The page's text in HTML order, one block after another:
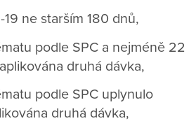
ne starším 180 dnů,
podle SPC a nejméně 22
druhá dávka,
podle SPC uplynulo
druhá dávka,